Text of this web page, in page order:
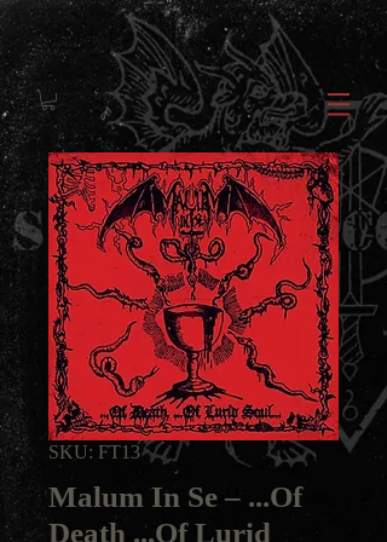
SKU: FT13
Malum In Se ‎– ...Of
Death ...Of Lurid